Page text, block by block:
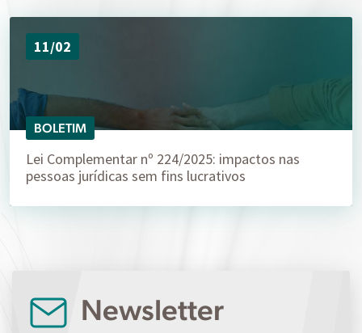
11/02
BOLETIM
Lei Complementar nº 224/2025: impactos nas
pessoas jurídicas sem fins lucrativos
Newsletter